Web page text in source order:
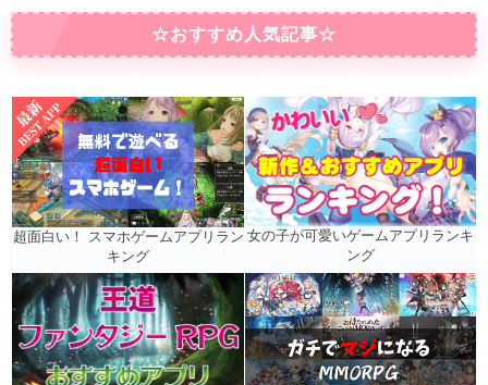
☆おすすめ人気記事☆
超面白い！ スマホゲームアプリラン
キング
女の子が可愛いゲームアプリランキ
ング